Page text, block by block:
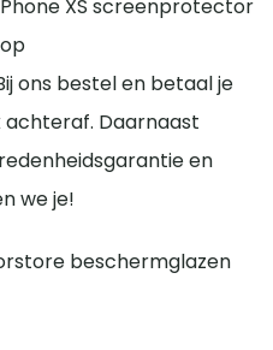
XS screenprotector
ons bestel en betaal je
achteraf. Daarnaast
en
we je!
beschermglazen